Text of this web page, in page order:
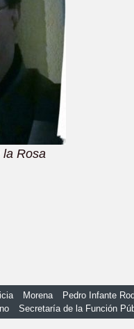
la Rosa
Morena Pedro Infante
Secretaría de la Función